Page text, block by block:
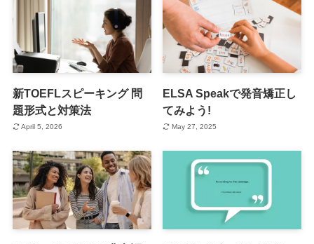
新TOEFLスピーキング 問
題形式と対策法
April 5, 2026
ELSA Speakで発音矯正し
てみよう!
May 27, 2025